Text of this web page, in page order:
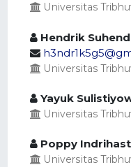
Universitas
Hendrik
Universitas
Yayuk
Universitas
Poppy
Universitas